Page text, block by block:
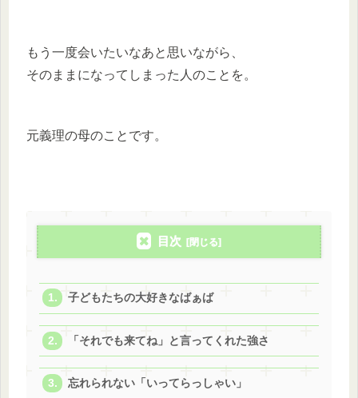
もう一度会いたいなあと思いながら、
そのままになってしまった人のことを。
元義理の母のことです。
目次
子どもたちの大好きなばぁば
「それでも来てね」と言ってくれた強さ
忘れられない「いってらっしゃい」